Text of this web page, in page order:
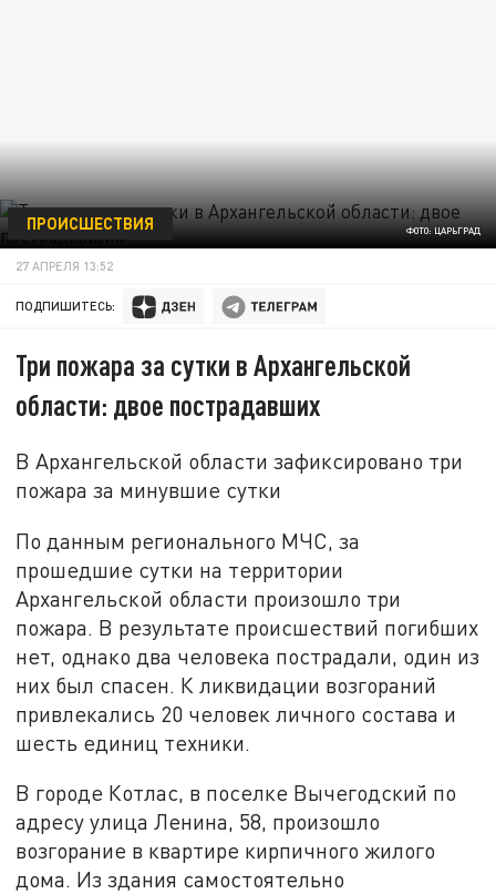
ФОТО: ЦАРЬГРАД
ПРОИСШЕСТВИЯ
27 АПРЕЛЯ 13:52
ПОДПИШИТЕСЬ:
Три пожара за сутки в Архангельской
области: двое пострадавших
В Архангельской области зафиксировано три
пожара за минувшие сутки
По данным регионального МЧС, за
прошедшие сутки на территории
Архангельской области произошло три
пожара. В результате происшествий погибших
нет, однако два человека пострадали, один из
них был спасен. К ликвидации возгораний
привлекались 20 человек личного состава и
шесть единиц техники.
В городе Котлас, в поселке Вычегодский по
адресу улица Ленина, 58, произошло
возгорание в квартире кирпичного жилого
дома. Из здания самостоятельно